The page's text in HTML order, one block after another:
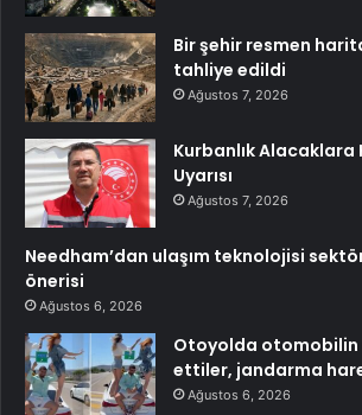
Bir şehir resmen
tahliye edildi
Ağustos 7, 2026
Kurbanlık Alacaklara
Uyarısı
Ağustos 7, 2026
Needham’dan ulaşım teknolojisi
önerisi
Ağustos 6, 2026
Otoyolda otomobilin
ettiler, jandarma
Ağustos 6, 2026